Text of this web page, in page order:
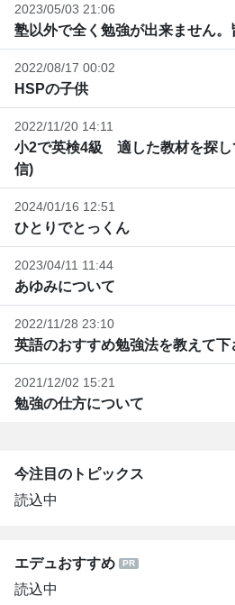
2023/05/03 21:06
塾以外で全く勉強が出来ません。
2022/08/17 00:02
HSPの子供
2022/11/20 14:11
小2で英検4級 適した教材を探し
信)
2024/01/16 12:51
ひとりでとっくん
2023/04/11 11:44
あゆみについて
2022/11/28 23:10
英語のおすすめ勉強法を教えて下
2021/12/02 15:21
勉強の仕方について
今注目のトピックス
読込中
エデュおすすめ
読込中